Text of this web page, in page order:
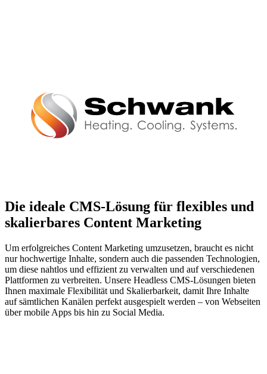
Die ideale CMS-Lösung für flexibles und
skalierbares Content Marketing
Um erfolgreiches Content Marketing umzusetzen, braucht es nicht
nur hochwertige Inhalte, sondern auch die passenden Technologien,
um diese nahtlos und effizient zu verwalten und auf verschiedenen
Plattformen zu verbreiten. Unsere Headless CMS-Lösungen bieten
Ihnen maximale Flexibilität und Skalierbarkeit, damit Ihre Inhalte
auf sämtlichen Kanälen perfekt ausgespielt werden – von Webseiten
über mobile Apps bis hin zu Social Media.